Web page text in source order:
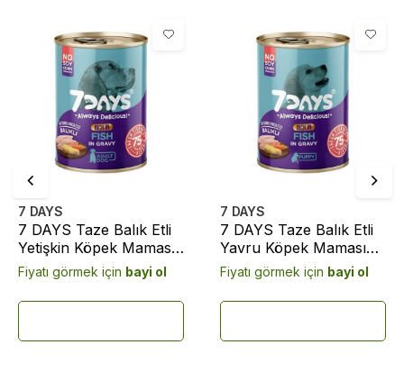
7 DAYS
7 DAYS Taze Balık Etli
Yetişkin Köpek Maması
415 Gram
Fiyatı görmek için bayi ol
7 DAYS
7 DAYS Taze Balık Etli
Yavru Köpek Maması
415 Gram
Fiyatı görmek için bayi ol